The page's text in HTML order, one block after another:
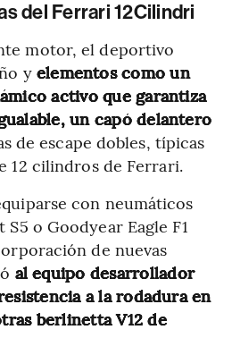
del Ferrari 12Cilindri
motor, el deportivo
y elementos como un
activo que garantiza
un capó delantero
de escape dobles, típicas
12 cilindros de Ferrari.
con neumáticos
o Goodyear Eagle F1
de nuevas
al equipo desarrollador
a la rodadura en
berlinetta V12 de